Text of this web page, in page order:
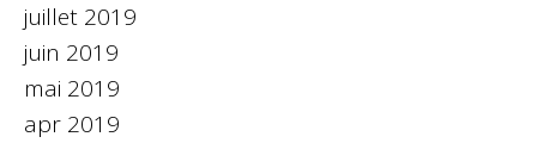
juillet 2019
juin 2019
mai 2019
apr 2019